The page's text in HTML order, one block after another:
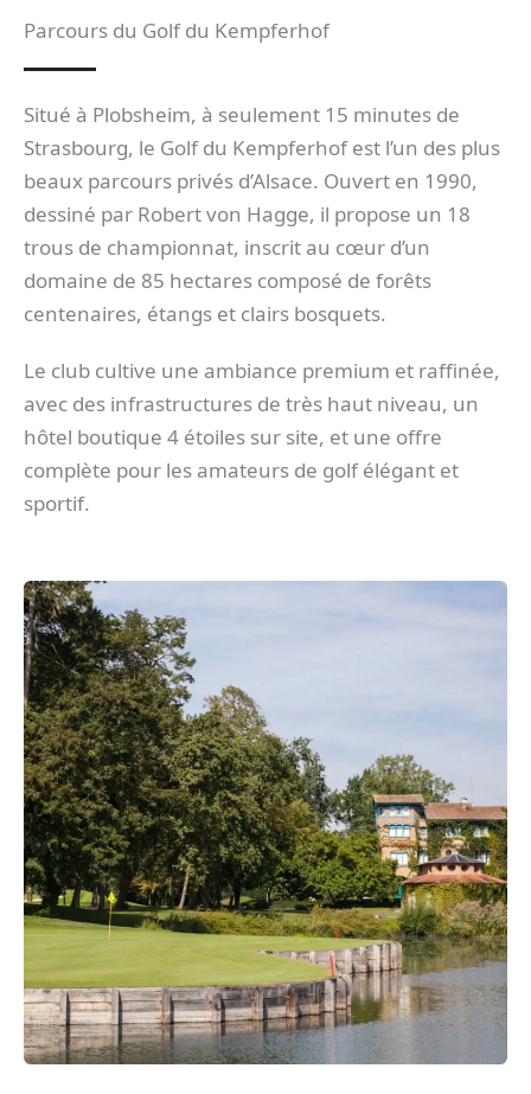
Parcours du Golf du Kempferhof
Situé à Plobsheim, à seulement 15 minutes de
Strasbourg, le Golf du Kempferhof est l’un des plus
beaux parcours privés d’Alsace. Ouvert en 1990,
dessiné par Robert von Hagge, il propose un 18
trous de championnat, inscrit au cœur d’un
domaine de 85 hectares composé de forêts
centenaires, étangs et clairs bosquets.
Le club cultive une ambiance premium et raffinée,
avec des infrastructures de très haut niveau, un
hôtel boutique 4 étoiles sur site, et une offre
complète pour les amateurs de golf élégant et
sportif.